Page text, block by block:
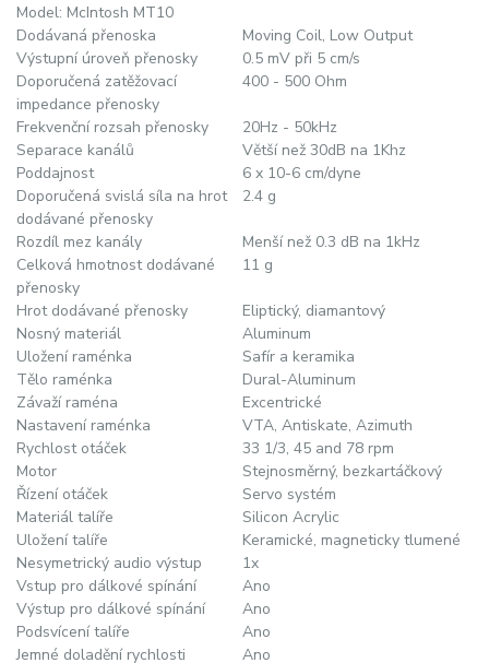
Model: McIntosh MT10
Dodávaná přenoska
Moving Coil, Low Output
Výstupní úroveň přenosky
0.5 mV při 5 cm/s
Doporučená zatěžovací
impedance přenosky
400 - 500 Ohm
Frekvenční rozsah přenosky
20Hz - 50kHz
Separace kanálů
Větší než 30dB na 1Khz
Poddajnost
6 x 10-6 cm/dyne
Doporučená svislá síla na hrot
dodávané přenosky
2.4 g
Rozdíl mez kanály
Menší než 0.3 dB na 1kHz
Celková hmotnost dodávané
přenosky
11 g
Hrot dodávané přenosky
Eliptický, diamantový
Nosný materiál
Aluminum
Uložení raménka
Safír a keramika
Tělo raménka
Dural-Aluminum
Závaží raména
Excentrické
Nastavení raménka
VTA, Antiskate, Azimuth
Rychlost otáček
33 1/3, 45 and 78 rpm
Motor
Stejnosměrný, bezkartáčkový
Řízení otáček
Servo systém
Materiál talíře
Silicon Acrylic
Uložení talíře
Keramické, magneticky tlumené
Nesymetrický audio výstup
1x
Vstup pro dálkové spínání
Ano
Výstup pro dálkové spínání
Ano
Podsvícení talíře
Ano
Jemné doladění rychlosti
Ano